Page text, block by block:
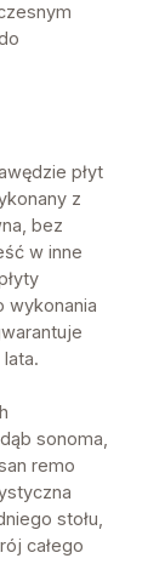
płyt
z
bez
w inne
wykonania
sonoma,
remo
stołu,
całego